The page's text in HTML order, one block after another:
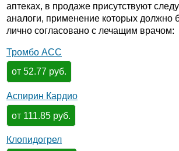
аптеках, в продаже присутствуют
аналоги, применение которых должно
лично согласовано с лечащим врачом:
Тромбо АСС
от 52.77 руб.
Аспирин Кардио
от 111.85 руб.
Клопидогрел